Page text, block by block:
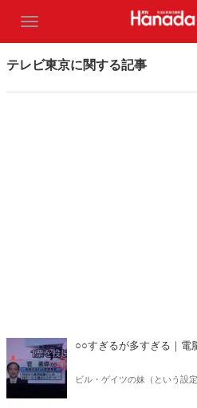
テレビ東京に関する記事
○○すぎるが多すぎる｜電
ビル・ゲイツの妹（という設